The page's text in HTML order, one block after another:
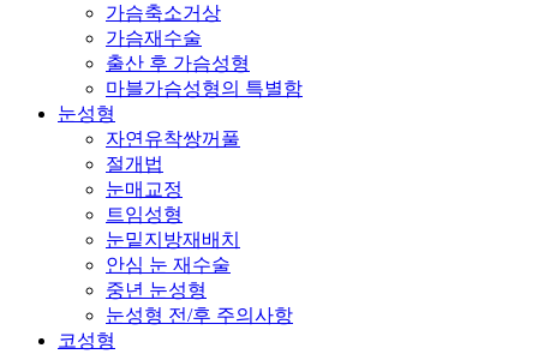
가슴축소거상
가슴재수술
출산 후 가슴성형
마블가슴성형의 특별함
눈성형
자연유착쌍꺼풀
절개법
눈매교정
트임성형
눈밑지방재배치
안심 눈 재수술
중년 눈성형
눈성형 전/후 주의사항
코성형